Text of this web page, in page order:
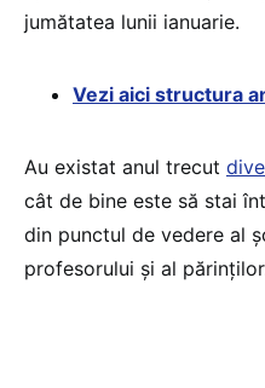
jumătatea lunii ianuarie.
Vezi aici structura
Au existat anul trecut
cât de bine este să stai
din punctul de vedere al
profesorului și al